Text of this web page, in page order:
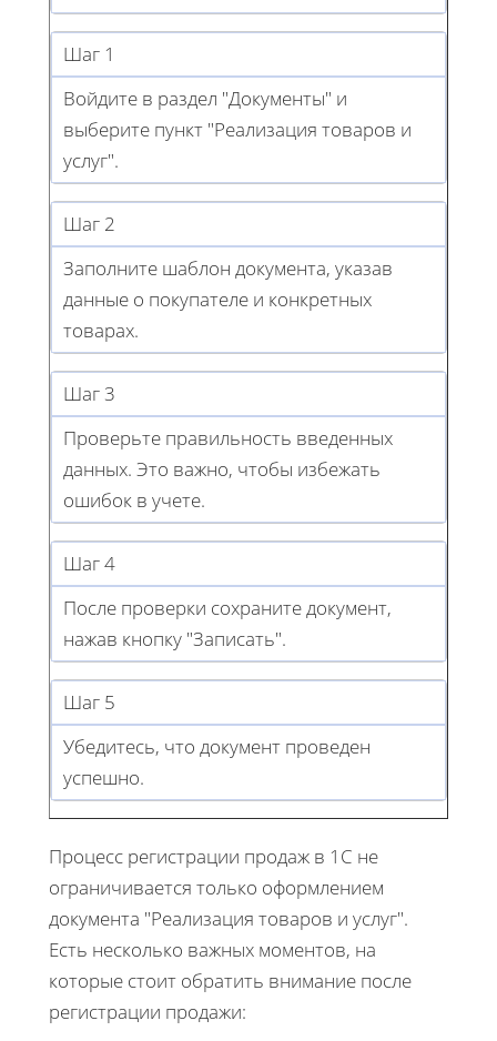
Шаг 1
Войдите в раздел "Документы" и
выберите пункт "Реализация товаров и
услуг".
Шаг 2
Заполните шаблон документа, указав
данные о покупателе и конкретных
товарах.
Шаг 3
Проверьте правильность введенных
данных. Это важно, чтобы избежать
ошибок в учете.
Шаг 4
После проверки сохраните документ,
нажав кнопку "Записать".
Шаг 5
Убедитесь, что документ проведен
успешнo.
Процесс регистрации продаж в 1С не
ограничивается только оформлением
документа "Реализация товаров и услуг".
Есть несколько важных моментов, на
которые стоит обратить внимание после
регистрации продажи: